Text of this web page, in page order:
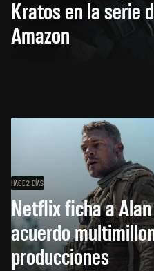
Kratos en la serie
Amazon
HACE 2 DÍAS
Netflix ficha a
acuerdo
producciones